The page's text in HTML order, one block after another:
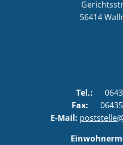
56414
Tel.:
Fax:
E-Mail: